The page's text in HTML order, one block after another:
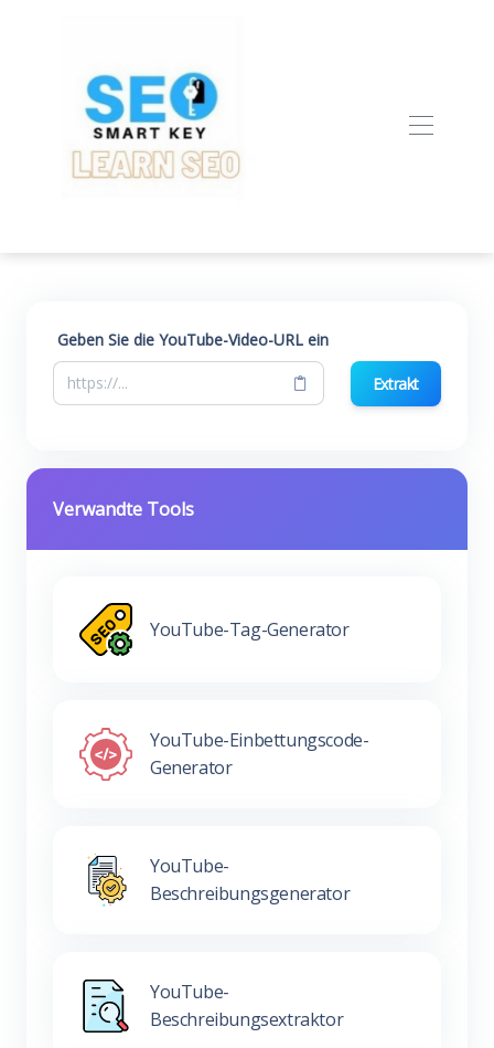
Geben Sie die YouTube-Video-URL ein
Extrakt
Verwandte Tools
YouTube-Tag-Generator
YouTube-Einbettungscode-
Generator
YouTube-
Beschreibungsgenerator
YouTube-
Beschreibungsextraktor